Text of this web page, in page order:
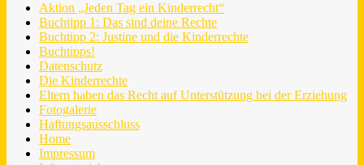
Aktion „Jeden Tag ein Kinderrecht“
Buchtipp 1: Das sind deine Rechte
Buchtipp 2: Justine und die Kinderrechte
Buchtipps!
Datenschutz
Die Kinderrechte
Eltern haben das Recht auf Unterstützung bei der Erziehung
Fotogalerie
Haftungsausschluss
Home
Impressum